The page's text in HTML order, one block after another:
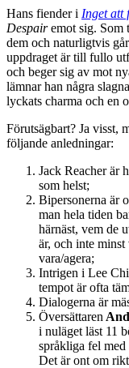
Hans fiender i Inget att
Despairemot sig. Som
dem och naturligtvis
uppdraget är till fullo
och beger sig av mot
lämnar han några
lyckats charma och en
Förutsägbart? Ja visst,
följande anledningar:
Jack Reacher är
som helst;
Bipersonerna är
man hela tiden
härnäst, vem de
är, och inte
vara/agera;
Intrigen i Lee
tempot är ofta
Dialogerna är
Översättaren
i nuläget läst 11
språkliga fel
Det är ont om